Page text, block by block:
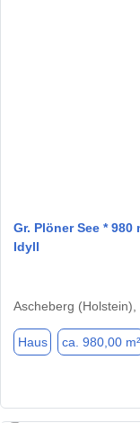
Gr. Plöner See * 980
Idyll
Ascheberg (Holstein),
Haus ca. 980,00 m²